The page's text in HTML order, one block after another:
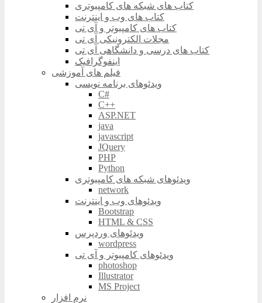
کتاب های شبکه های کامپیوتری
کتاب های وب و اینترنت
کتاب های کامپیوتر و آی تی
مجلات الکترونیکی آی تی
کتاب های درسی و دانشگاهی آی تی
اینفوگرافیک
فیلم های آموزشی
ویدئوهای برنامه نویسی
C#
C++
ASP.NET
java
javascript
JQuery
PHP
Python
ویدئوهای شبکه های کامپیوتری
network
ویدئوهای وب و اینترنت
Bootstrap
HTML & CSS
ویدئوهای وردپرس
wordpress
ویدئوهای کامپیوتر و آی تی
photoshop
Illustrator
MS Project
نرم افزار